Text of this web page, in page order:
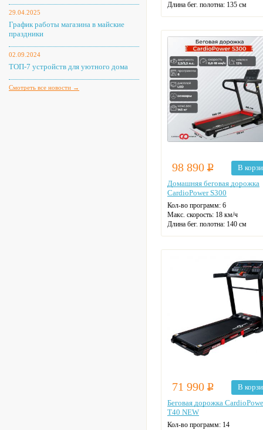
29.04.2025
График работы магазина в майские
праздники
02.09.2024
ТОП-7 устройств для уютного дома
Смотреть все новости →
Длина бег. полотна: 135 см
Датчики пульса
Регулировка угла наклона
Цвет: черный
98 890 Р
В
Домашняя беговая дорожка
CardioPower S300
Кол-во программ: 6
Макс. скорость: 18 км/ч
Длина бег. полотна: 140 см
Датчики пульса
Регулировка угла наклона
71 990 Р
В
Беговая дорожка
T40 NEW
Кол-во программ: 14